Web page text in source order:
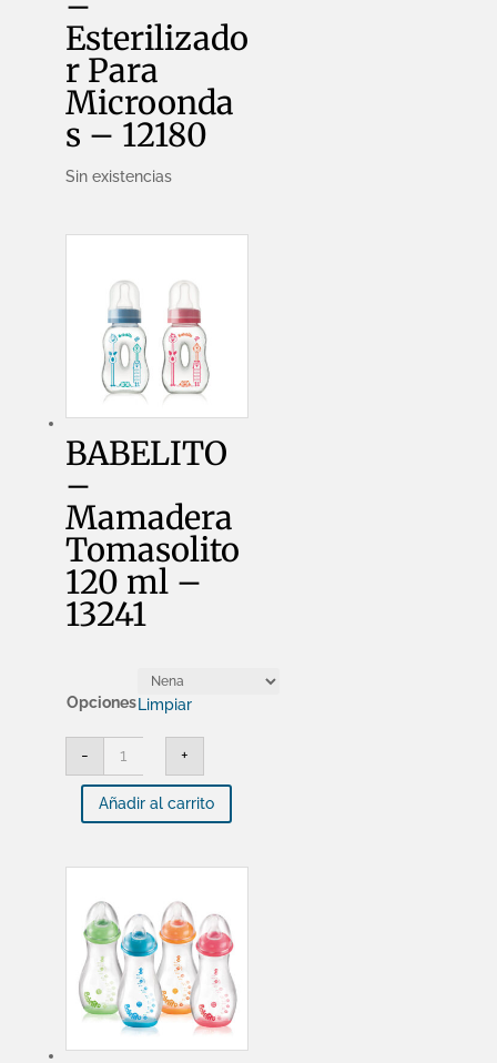
Esterilizado
r Para
Microonda
s – 12180
Sin existencias
BABELITO
–
Mamadera
Tomasolito
120 ml –
13241
Opciones Limpiar
-
BABELITO
Mamadera
Tomasolito
120
ml
cantidad
+
Añadir al carrito